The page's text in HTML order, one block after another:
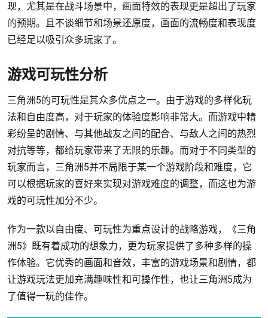
现，尤其是在战斗场景中，画面特效的表现更是超出了玩家
的预期。且不谈细节和场景还原度，画面的流畅度和表现度
已经足以吸引众多玩家了。
游戏可玩性分析
三角洲5的可玩性是其众多优点之一。由于游戏的多样化玩
法和自由度高，对于玩家的体验度影响非常大。而游戏中精
彩纷呈的剧情、与其他战友之间的配合、与敌人之间的热烈
对抗等等，都给玩家带来了无限的乐趣。而对于不同类型的
玩家而言，三角洲5并不局限于某一个游戏阶段和难度，它
可以根据玩家的喜好来实现对游戏难度的调整，而这也为游
戏的可玩性加分不少。
作为一款以自由度、可玩性为重点设计的战略游戏，《三角
洲5》既有着成功的想象力，更为玩家提供了多种多样的操
作体验。它优秀的画面和音效，丰富的游戏场景和剧情，都
让游戏玩法更加充满趣味性和可操作性，也让三角洲5成为
了值得一玩的佳作。